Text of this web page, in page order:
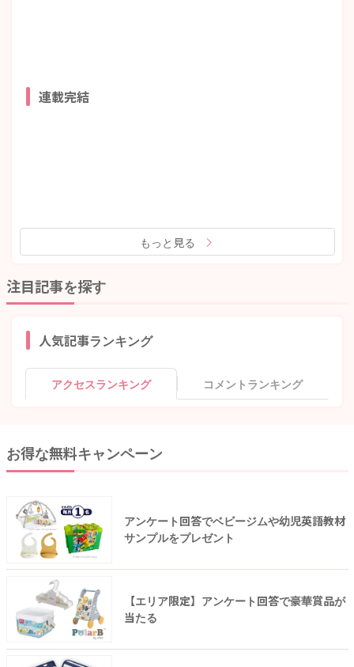
連載完結
もっと見る
注目記事を探す
人気記事ランキング
アクセスランキング コメントランキング
お得な無料キャンペーン
アンケート回答でベビージムや幼児英語教材
サンプルをプレゼント
【エリア限定】アンケート回答で豪華賞品が
当たる